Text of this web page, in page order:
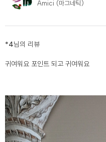
Amici (마그네틱)
*4님의 리뷰
귀여워요 포인트 되고 귀여워요